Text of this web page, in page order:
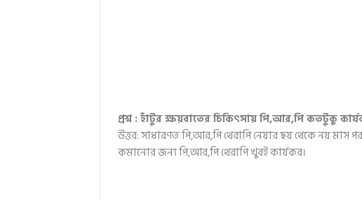
প্রশ্ন : হাঁটুর ক্ষয়বাতের চিকিৎসায় পি,আর,পি কতটুকু
উত্তর: সাধারণত পি,আর,পি থেরাপি নেয়ার ছয় থেকে নয় মাস
কমানোর জন্য পি,আর,পি থেরাপি খুবই কার্যকর।